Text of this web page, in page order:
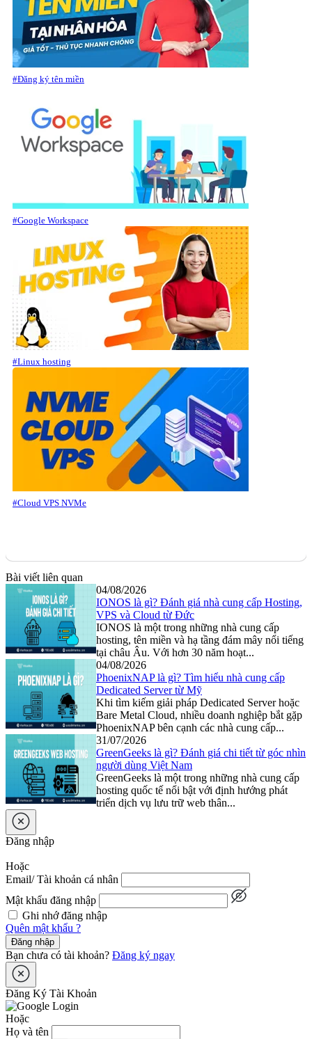
#Đăng ký tên miền
#Google Workspace
#Linux hosting
#Cloud VPS NVMe
Bài viết liên quan
04/08/2026
IONOS là gì? Đánh giá nhà cung cấp Hosting,
VPS và Cloud từ Đức
IONOS là một trong những nhà cung cấp
hosting, tên miền và hạ tầng đám mây nổi tiếng
tại châu Âu. Với hơn 30 năm hoạt...
04/08/2026
PhoenixNAP là gì? Tìm hiểu nhà cung cấp
Dedicated Server từ Mỹ
Khi tìm kiếm giải pháp Dedicated Server hoặc
Bare Metal Cloud, nhiều doanh nghiệp bắt gặp
PhoenixNAP bên cạnh các nhà cung cấp...
31/07/2026
GreenGeeks là gì? Đánh giá chi tiết từ góc nhìn
người dùng Việt Nam
GreenGeeks là một trong những nhà cung cấp
hosting quốc tế nổi bật với định hướng phát
triển dịch vụ lưu trữ web thân...
Đăng nhập
Hoặc
Email/ Tài khoản cá nhân
Mật khẩu đăng nhập
Ghi nhớ đăng nhập
Quên mật khẩu ?
Đăng nhập
Bạn chưa có tài khoản? Đăng ký ngay
Đăng Ký Tài Khoản
Hoặc
Họ và tên